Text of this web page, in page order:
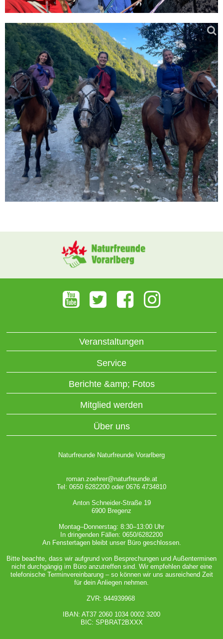
Veranstaltungen
Service
Berichte &amp; Fotos
Mitglied werden
Über uns
Naturfreunde Naturfreunde Vorarlberg
roman.zoehrer@naturfreunde.at
Tel: 0650 6282200 oder 0676 4734810
Anton Schneider-Straße 19
6900 Bregenz
Montag–Donnerstag: 8:30–13:00 Uhr
In dringenden Fällen: 0650/6282200
An Fenstertagen bleibt unser Büro geschlossen.
Bitte beachte, dass wir aufgrund von Besprechungen und Außenterminen
nicht durchgängig im Büro anzutreffen sind. Wir empfehlen daher eine
telefonische Terminvereinbarung – so können wir uns ausreichend Zeit
für dein Anliegen nehmen.
ZVR: 944939968
IBAN: AT37 2060 1034 0002 3200
BIC: SPBRAT2BXXX